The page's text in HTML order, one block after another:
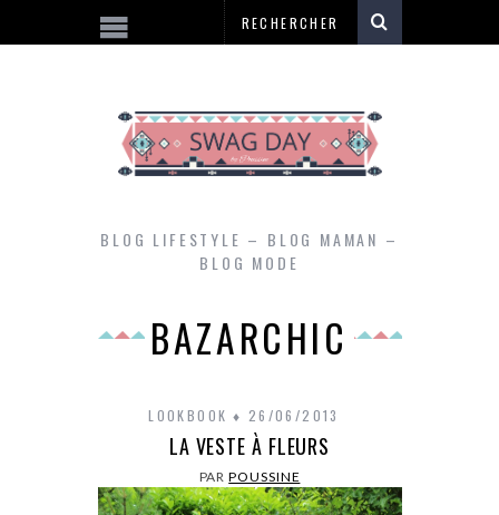
BLOG LIFESTYLE – BLOG MAMAN –
BLOG MODE
BAZARCHIC
LOOKBOOK 26/06/2013
LA VESTE À FLEURS
PARPOUSSINE